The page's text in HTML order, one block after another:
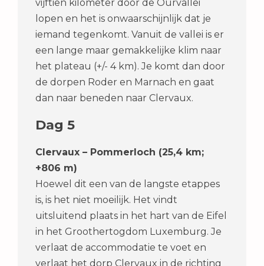
vijftien kilometer door de Ourvallei
lopen en het is onwaarschijnlijk dat je
iemand tegenkomt. Vanuit de vallei is er
een lange maar gemakkelijke klim naar
het plateau (+/- 4 km). Je komt dan door
de dorpen Roder en Marnach en gaat
dan naar beneden naar Clervaux.
Dag 5
Clervaux – Pommerloch (25,4 km;
+806 m)
Hoewel dit een van de langste etappes
is, is het niet moeilijk. Het vindt
uitsluitend plaats in het hart van de Eifel
in het Groothertogdom Luxemburg. Je
verlaat de accommodatie te voet en
verlaat het dorp Clervaux in de richting